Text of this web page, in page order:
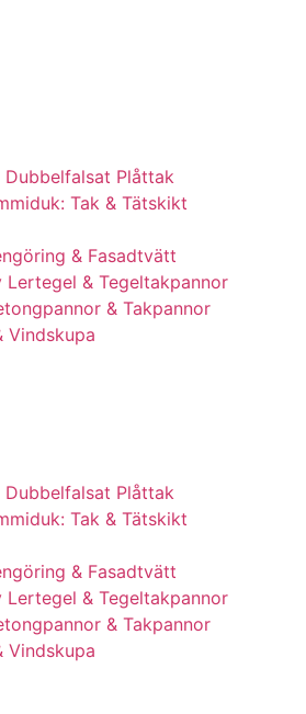
Plåttak
Tak & Tätskikt
& Fasadtvätt
Lertegel & Tegeltakpannor
& Takpannor
Vindskupa
Plåttak
Tak & Tätskikt
& Fasadtvätt
Lertegel & Tegeltakpannor
& Takpannor
Vindskupa